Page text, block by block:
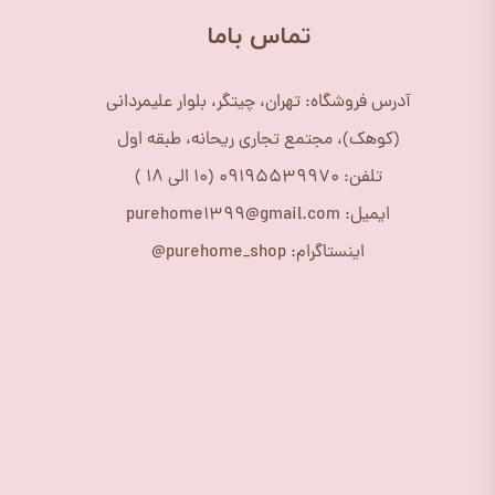
​تماس باما
آدرس فروشگاه: تهران، چیتگر، بلوار علیمردانی
(کوهک)، مجتمع تجاری ریحانه، طبقه اول
تلفن: 09195539970 (10 الی 18 )
ایمیل: purehome1399@gmail.com
اینستاگرام: purehome_shop@